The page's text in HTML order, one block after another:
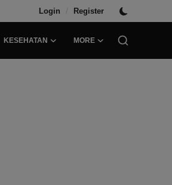
Login / Register
KESEHATAN MORE